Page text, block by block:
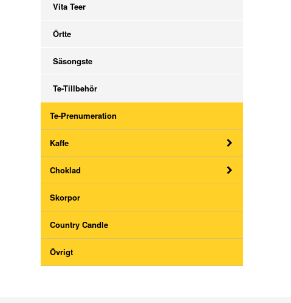
Vita Teer
Örtte
Säsongste
Te-Tillbehör
Te-Prenumeration
Kaffe
Choklad
Skorpor
Country Candle
Övrigt